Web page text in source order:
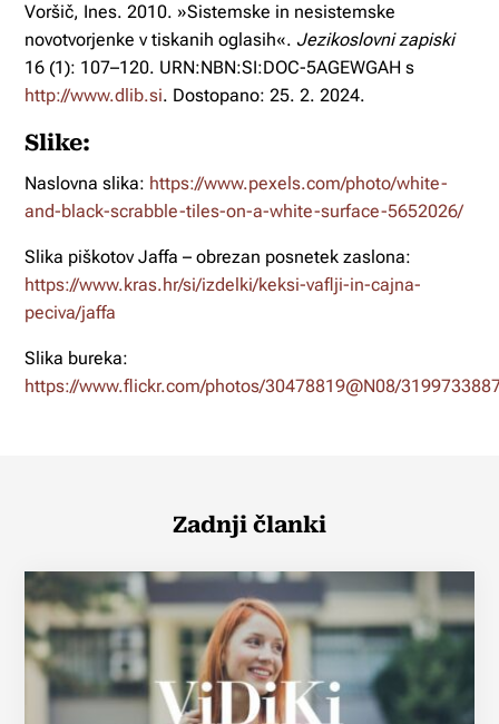
Voršič, Ines. 2010. »Sistemske in nesistemske
novotvorjenke v tiskanih oglasih«.Jezikoslovni zapiski
16 (1): 107–120. URN:NBN:SI:DOC-5AGEWGAH s
http://www.dlib.si. Dostopano: 25. 2. 2024.
Slike:
Naslovna slika: https://www.pexels.com/photo/white-
and-black-scrabble-tiles-on-a-white-surface-5652026/
Slika piškotov Jaffa – obrezan posnetek zaslona:
https://www.kras.hr/si/izdelki/keksi-vaflji-in-cajna-
peciva/jaffa
Slika bureka:
https://www.flickr.com/photos/30478819@N08/
Zadnji članki